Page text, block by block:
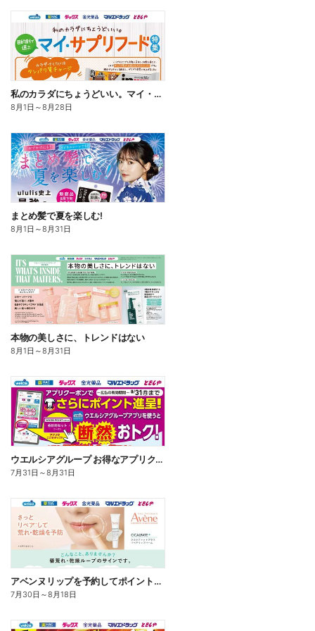
私のカラダにちょうどいい。マイ・サプリフード
8月1日 ～8月28日
まとめ髪で夏を楽しむ!
8月1日 ～8月31日
本物の美しさに、トレンドはない
8月1日 ～8月31日
ウエルシアグループ お得なアプリクーポン
7月31日 ～8月31日
アベンヌリップを予約してポイントゲット!
7月30日 ～8月18日